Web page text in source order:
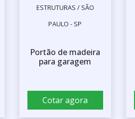
ESTRUTURAS / SÃO
PAULO - SP
Portão de madeira
para garagem
Cotar agora